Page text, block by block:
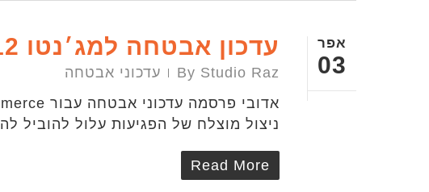
אפר
03
עדכון אבטחה למג׳נטו APSB22-12
By Studio Raz
עדכוני אבטחה
ניצול מוצלח של הפגיעות עלול
Read More